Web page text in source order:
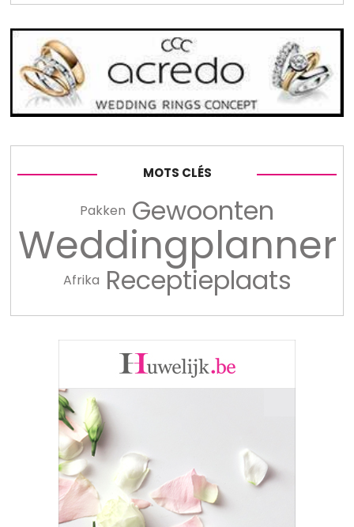
MOTS CLÉS
Pakken Gewoonten
Weddingplanner
Afrika Receptieplaats